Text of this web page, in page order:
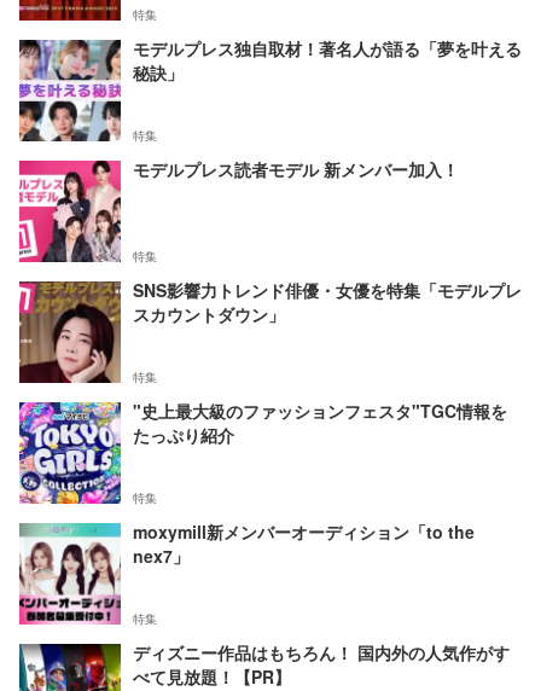
特集
モデルプレス独自取材！著名人が語る「夢を叶える
秘訣」
特集
モデルプレス読者モデル 新メンバー加入！
特集
SNS影響力トレンド俳優・女優を特集「モデルプレ
スカウントダウン」
特集
"史上最大級のファッションフェスタ"TGC情報を
たっぷり紹介
特集
moxymill新メンバーオーディション「to the
nex7」
特集
ディズニー作品はもちろん！ 国内外の人気作がす
べて見放題！【PR】